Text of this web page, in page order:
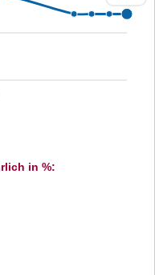
in %: